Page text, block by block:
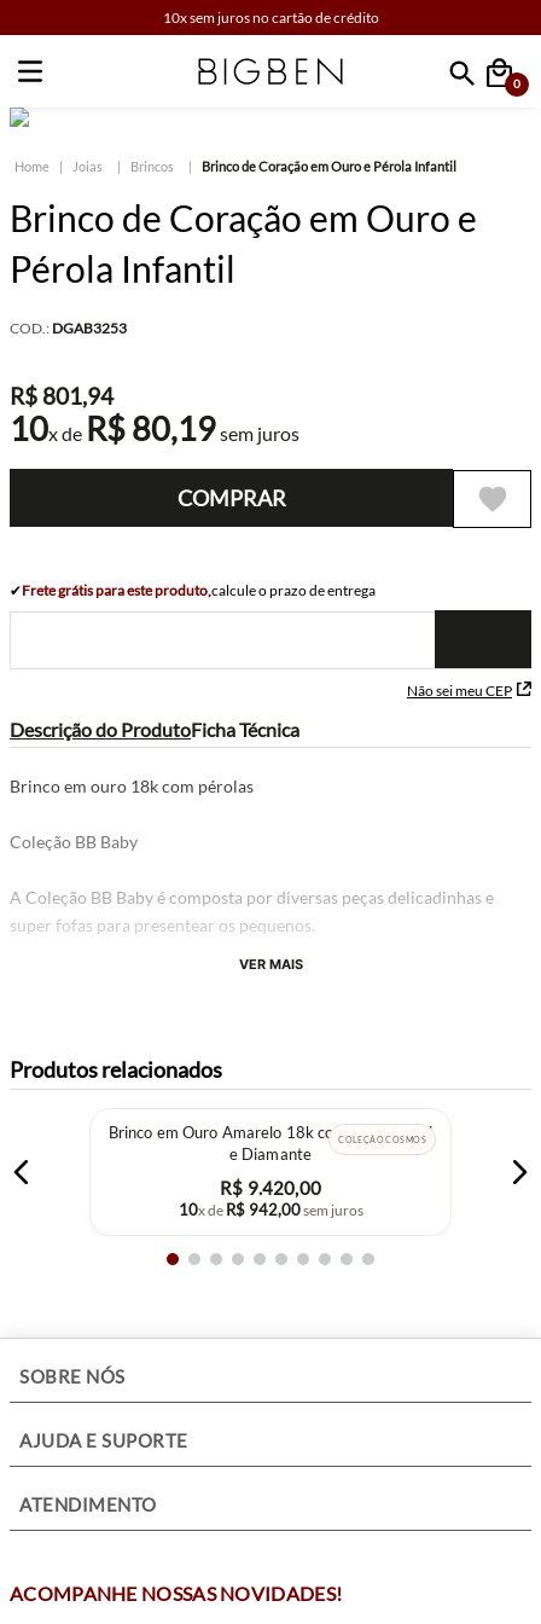
10x sem juros no cartão de crédito
Faça sua busca
0
Joias Brincos Brinco de Coração em Ouro e Pérola Infantil
Brinco de Coração em Ouro e
Pérola Infantil
COD.: DGAB3253
R$ 801,94
10x de R$80,19sem juros
COMPRAR
✔Frete grátis para este produto,calcule o prazo de entrega
Não sei meu CEP
Descrição do ProdutoFicha Técnica
Brinco em ouro 18k com pérolas
Coleção BB Baby
A Coleção BB Baby é composta por diversas peças delicadinhas e
super fofas para presentear os pequenos.
VER MAIS
Produtos relacionados
COLEÇÃO COSMOS
Brinco em Ouro Amarelo 18k com Lápis Lazúli
e Diamante
R$ 9.420,00
10x de R$ 942,00sem juros
SOBRE NÓS
AJUDA E SUPORTE
ATENDIMENTO
ACOMPANHE NOSSAS NOVIDADES!